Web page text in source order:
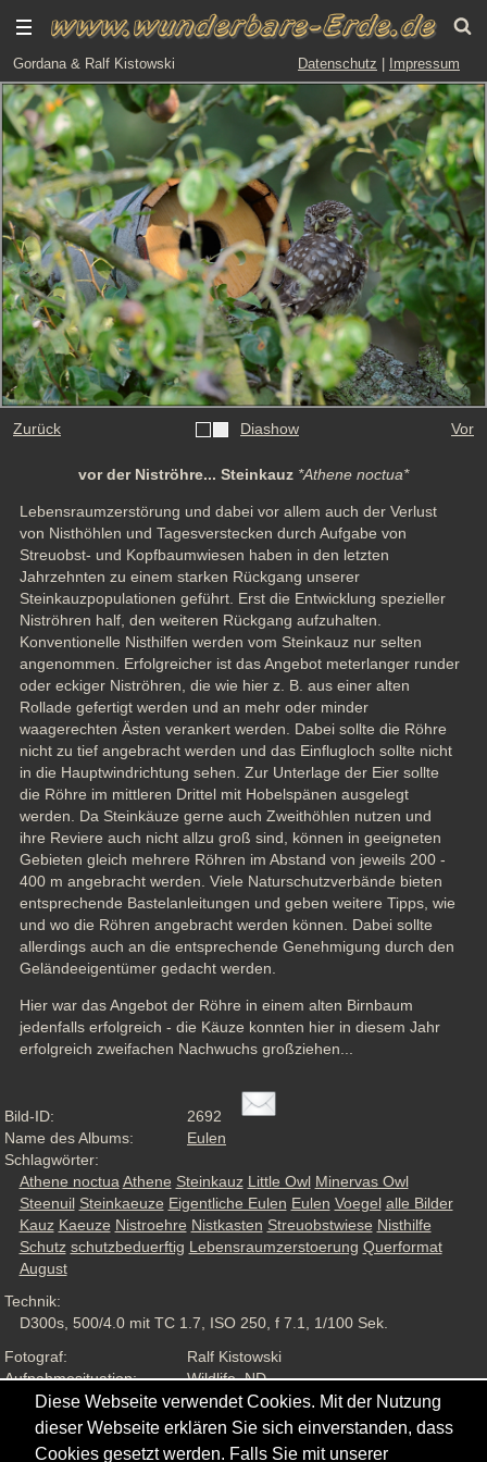
Gordana & Ralf Kistowski Datenschutz Impressum
Zurück Diashow Vor
vor der Niströhre... Steinkauz *Athene noctua*
Lebensraumzerstörung und dabei vor allem auch der Verlust
von Nisthöhlen und Tagesverstecken durch Aufgabe von
Streuobst- und Kopfbaumwiesen haben in den letzten
Jahrzehnten zu einem starken Rückgang unserer
Steinkauzpopulationen geführt. Erst die Entwicklung spezieller
Niströhren half, den weiteren Rückgang aufzuhalten.
Konventionelle Nisthilfen werden vom Steinkauz nur selten
angenommen. Erfolgreicher ist das Angebot meterlanger runder
oder eckiger Niströhren, die wie hier z. B. aus einer alten
Rollade gefertigt werden und an mehr oder minder
waagerechten Ästen verankert werden. Dabei sollte die Röhre
nicht zu tief angebracht werden und das Einflugloch sollte nicht
in die Hauptwindrichtung sehen. Zur Unterlage der Eier sollte
die Röhre im mittleren Drittel mit Hobelspänen ausgelegt
werden. Da Steinkäuze gerne auch Zweithöhlen nutzen und
ihre Reviere auch nicht allzu groß sind, können in geeigneten
Gebieten gleich mehrere Röhren im Abstand von jeweils 200 -
400 m angebracht werden. Viele Naturschutzverbände bieten
entsprechende Bastelanleitungen und geben weitere Tipps, wie
und wo die Röhren angebracht werden können. Dabei sollte
allerdings auch an die entsprechende Genehmigung durch den
Geländeeigentümer gedacht werden.
Hier war das Angebot der Röhre in einem alten Birnbaum
jedenfalls erfolgreich - die Käuze konnten hier in diesem Jahr
erfolgreich zweifachen Nachwuchs großziehen...
Bild-ID:
2692
Name des Albums:
Eulen
Schlagwörter:
Athene noctua Athene Steinkauz Little Owl Minervas Owl
Steenuil Steinkaeuze Eigentliche Eulen Eulen Voegel alle Bilder
Kauz Kaeuze Nistroehre Nistkasten Streuobstwiese Nisthilfe
Schutz schutzbeduerftig Lebensraumzerstoerung Querformat
August
Technik:
D300s, 500/4.0 mit TC 1.7, ISO 250, f 7.1, 1/100 Sek.
Fotograf:
Ralf Kistowski
Aufnahmesituation:
Wildlife, ND
Ansichten:
1633
Diese Webseite verwendet Cookies. Mit der Nutzung
dieser Webseite erklären Sie sich einverstanden, dass
Cookies gesetzt werden. Falls Sie mit unserer